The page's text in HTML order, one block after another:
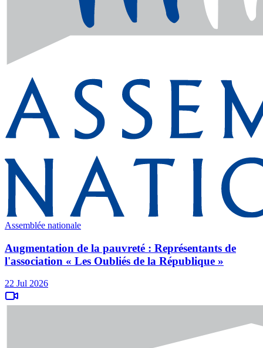
Assemblée nationale
Augmentation de la pauvreté : Représentants de
l'association « Les Oubliés de la République »
22 Jul 2026